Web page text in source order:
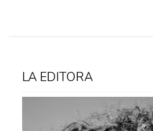
LA EDITORA